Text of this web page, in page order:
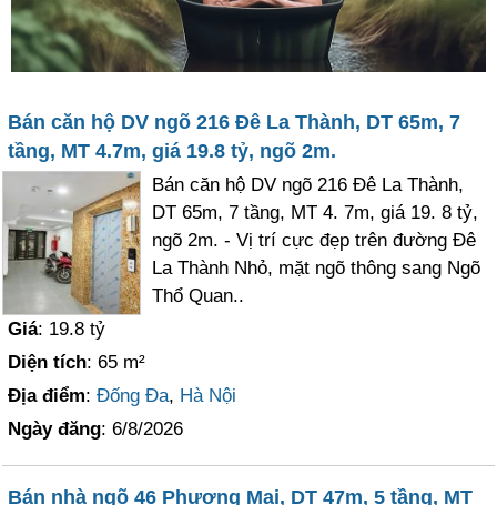
Bán căn hộ DV ngõ 216 Đê La Thành, DT 65m, 7
tầng, MT 4.7m, giá 19.8 tỷ, ngõ 2m.
Bán căn hộ DV ngõ 216 Đê La Thành,
DT 65m, 7 tầng, MT 4. 7m, giá 19. 8 tỷ,
ngõ 2m. - Vị trí cực đẹp trên đường Đê
La Thành Nhỏ, mặt ngõ thông sang Ngõ
Thổ Quan..
Giá: 19.8 tỷ
Diện tích: 65 m²
Địa điểm:Đống Đa, Hà Nội
Ngày đăng: 6/8/2026
Bán nhà ngõ 46 Phương Mai, DT 47m, 5 tầng, MT